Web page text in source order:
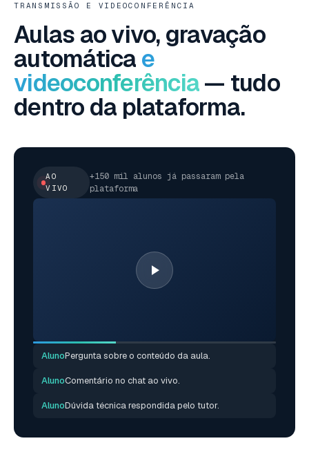
TRANSMISSÃO E VIDEOCONFERÊNCIA
Aulas ao vivo, gravação
automática e
videoconferência— tudo
dentro da plataforma.
AO
VIVO
+150 mil alunos já passaram pela
plataforma
AlunoPergunta sobre o conteúdo da aula.
AlunoComentário no chat ao vivo.
AlunoDúvida técnica respondida pelo tutor.